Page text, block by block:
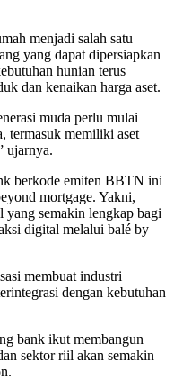
menjadi salah satu
yang dapat dipersiapkan
hunian terus
dan kenaikan harga aset.
muda perlu mulai
termasuk memiliki aset
ujarnya.
berkode emiten BBTN ini
mortgage. Yakni,
yang semakin lengkap bagi
digital melalui balé by
membuat industri
dengan kebutuhan
bank ikut membangun
sektor riil akan semakin